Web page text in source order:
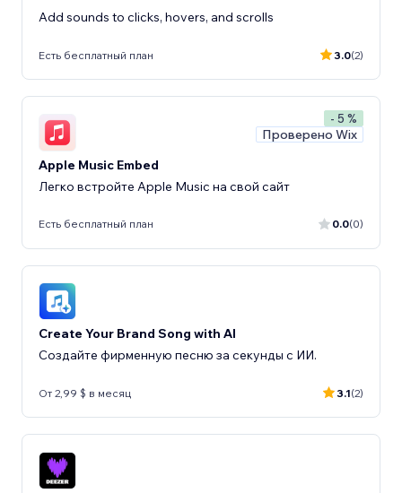
Add sounds to clicks, hovers, and scrolls
Есть бесплатный план 3.0(2)
- 5 %
Проверено Wix
Apple Music Embed
Легко встройте Apple Music на свой сайт
Есть бесплатный план 0.0(0)
Create Your Brand Song with AI
Создайте фирменную песню за секунды с ИИ.
От 2,99 $ в месяц 3.1(2)